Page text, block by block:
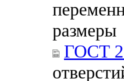
размеры
ГОСТ